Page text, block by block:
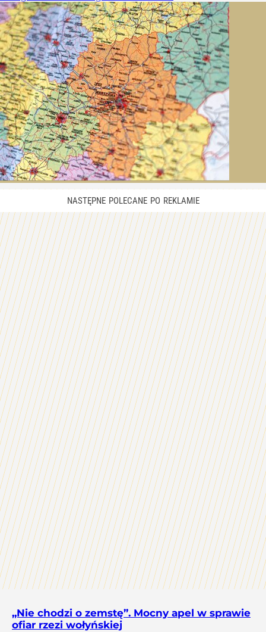
„Nie chodzi o zemstę”. Mocny apel w sprawie
ofiar rzezi wołyńskiej